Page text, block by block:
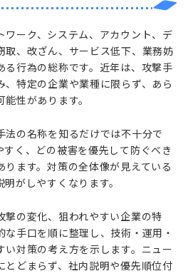
ワーク、システム、アカウント、デ
取、改ざん、サービス低下、業務妨
る行為の総称です。近年は、攻撃手
特定の企業や業種に限らず、あら
性があります。
法の名称を知るだけでは不十分で
く、どの被害を優先して防ぐべき
ます。対策の全体像が見えている
がしやすくなります。
撃の変化、狙われやすい企業の特
手口を順に整理し、技術・運用・
い対策の考え方を示します。ニュー
とどまらず、社内説明や優先順位付